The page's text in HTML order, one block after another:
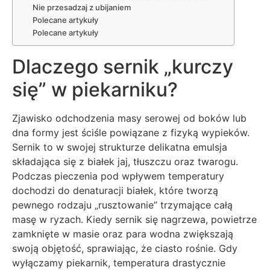
Nie przesadzaj z ubijaniem
Polecane artykuły
Polecane artykuły
Dlaczego sernik „kurczy
się” w piekarniku?
Zjawisko odchodzenia masy serowej od boków lub
dna formy jest ściśle powiązane z fizyką wypieków.
Sernik to w swojej strukturze delikatna emulsja
składająca się z białek jaj, tłuszczu oraz twarogu.
Podczas pieczenia pod wpływem temperatury
dochodzi do denaturacji białek, które tworzą
pewnego rodzaju „rusztowanie” trzymające całą
masę w ryzach. Kiedy sernik się nagrzewa, powietrze
zamknięte w masie oraz para wodna zwiększają
swoją objętość, sprawiając, że ciasto rośnie. Gdy
wyłączamy piekarnik, temperatura drastycznie